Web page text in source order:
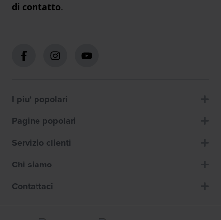
di contatto.
I piu' popolari
Pagine popolari
Servizio clienti
Chi siamo
Contattaci